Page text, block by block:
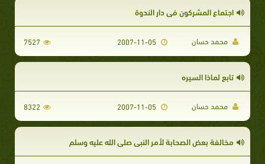
اجتماع المشركون فى دار الندوة
محمد حسان 7527
تابع لماذا السيره
محمد حسان 8322
مخالفة بعض الصحابة لأمر النبى صلى الله عليه وسلم